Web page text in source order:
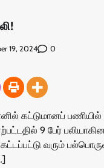
19, 2024 0
கட்டுமானப்
9 பேர்
வரும்